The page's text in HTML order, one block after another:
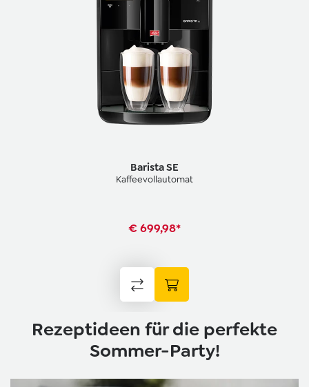
Barista SE
Kaffeevollautomat
€ 699,98*
Rezeptideen für die perfekte
Sommer-Party!